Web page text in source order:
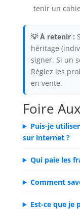
tenir un
💡 À retenir :
héritage
signer. Si un
Réglez les
en vente.
Foire
Puis-je
sur internet ?
Qui paie les
Comment
Est-ce que je